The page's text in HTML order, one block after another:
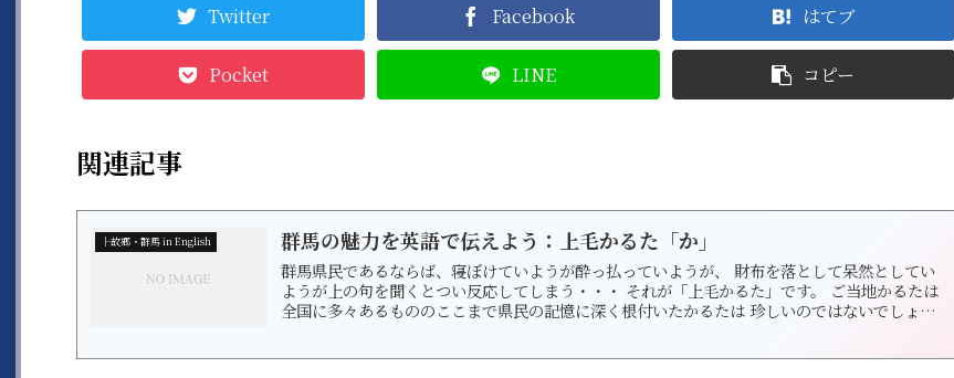
Twitter Facebook はてブ
Pocket LINE コピー
関連記事
├故郷・群馬 in English 群馬の魅力を英語で伝えよう：上毛かるた「か」
群馬県民であるならば、寝ぼけていようが酔っ払っていようが、 財布を落として呆然としてい
ようが上の句を聞くとつい反応してしまう・・・ それが「上毛かるた」です。 ご当地かるたは
全国に多々あるもののここまで県民の記憶に深く根付いたかるたは 珍しいのではないでしょう